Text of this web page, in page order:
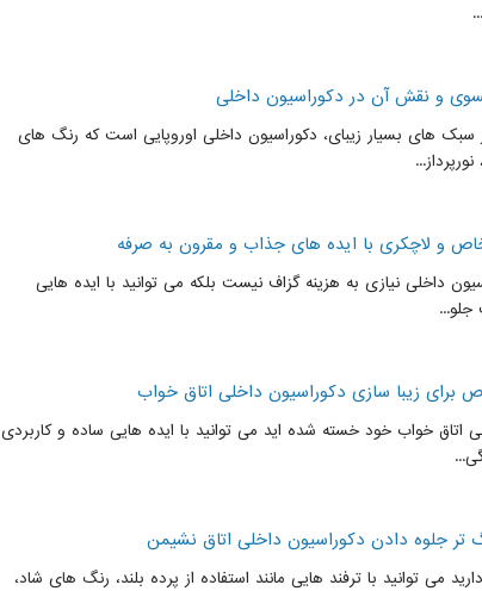
و نقش آن در دکوراسیون داخلی
های بسیار زیبای، دکوراسیون داخلی اوروپایی است که رنگ های
و لاچکری با ایده های جذاب و مقرون به صرفه
داخلی نیازی به هزینه گزاف نیست بلکه می توانید با ایده هایی
جلو...
برای زیبا سازی دکوراسیون داخلی اتاق خواب
اتاق خواب خود خسته شده اید می توانید با ایده هایی ساده و کاربردی
تر جلوه دادن دکوراسیون داخلی اتاق نشیمن
می توانید با ترفند هایی مانند استفاده از پرده بلند، رنگ های شاد،